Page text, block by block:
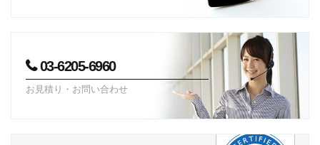
03-6205-6960
お見積り・お問い合わせ